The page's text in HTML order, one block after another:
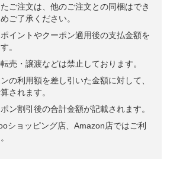
ご注文は、他のご注文との同梱はでき
ご了承ください。
イントやクーポン適用後の支払金額を
。
売・譲渡などは禁止しております。
の利用額を差し引いた金額に対して、
されます。
ン割引後の合計金額が記載されます。
ショッピング店、Amazon店ではご利